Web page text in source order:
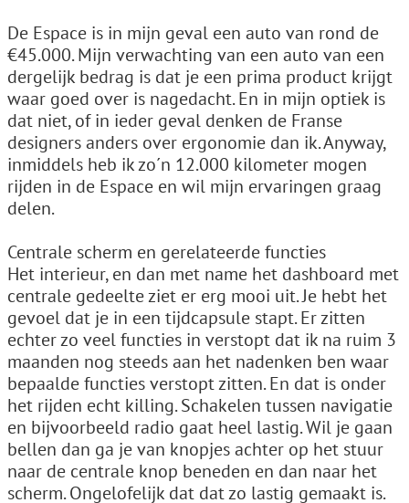
De Espace is in mijn geval een auto van rond de
€45.000. Mijn verwachting van een auto van een
dergelijk bedrag is dat je een prima product krijgt
waar goed over is nagedacht. En in mijn optiek is
dat niet, of in ieder geval denken de Franse
designers anders over ergonomie dan ik. Anyway,
inmiddels heb ik zo´n 12.000 kilometer mogen
rijden in de Espace en wil mijn ervaringen graag
delen.
Centrale scherm en gerelateerde functies
Het interieur, en dan met name het dashboard met
centrale gedeelte ziet er erg mooi uit. Je hebt het
gevoel dat je in een tijdcapsule stapt. Er zitten
echter zo veel functies in verstopt dat ik na ruim 3
maanden nog steeds aan het nadenken ben waar
bepaalde functies verstopt zitten. En dat is onder
het rijden echt killing. Schakelen tussen navigatie
en bijvoorbeeld radio gaat heel lastig. Wil je gaan
bellen dan ga je van knopjes achter op het stuur
naar de centrale knop beneden en dan naar het
scherm. Ongelofelijk dat dat zo lastig gemaakt is.